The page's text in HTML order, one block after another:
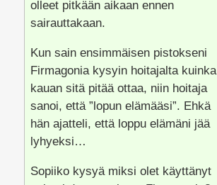
olleet pitkään aikaan ennen
sairauttakaan.
Kun sain ensimmäisen pistokseni
Firmagonia kysyin hoitajalta kuinka
kauan sitä pitää ottaa, niin hoitaja
sanoi, että ”lopun elämääsi”. Ehkä
hän ajatteli, että loppu elämäni jää
lyhyeksi…
Sopiiko kysyä miksi olet käyttänyt